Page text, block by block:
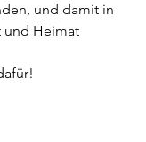
und damit in
und Heimat